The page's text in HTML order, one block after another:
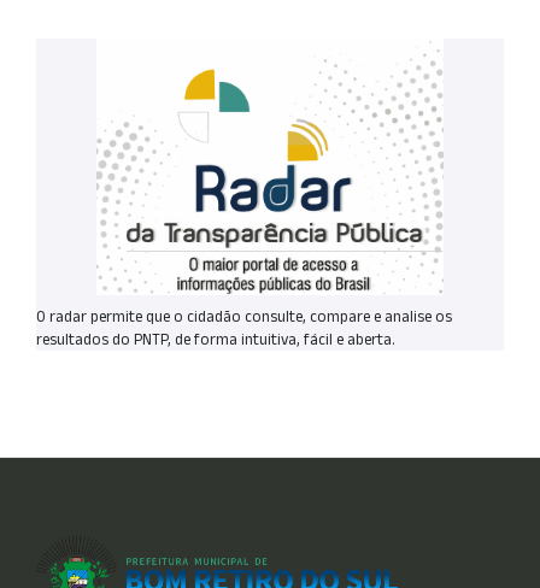
O radar permite que o cidadão consulte, compare e analise os
resultados do PNTP, de forma intuitiva, fácil e aberta.